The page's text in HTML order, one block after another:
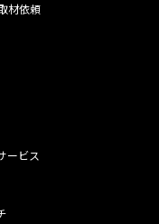
材依頼
ービス